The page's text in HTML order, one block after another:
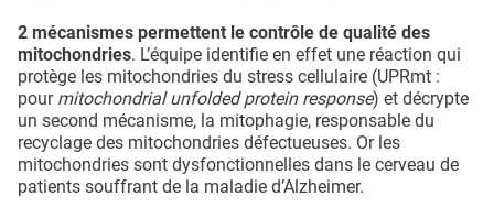
2 mécanismes permettent le contrôle de qualité des
mitochondries. L’équipe identifie en effet une réaction qui
protège les mitochondries du stress cellulaire (UPRmt :
pour mitochondrial unfolded protein response) et décrypte
un second mécanisme, la mitophagie, responsable du
recyclage des mitochondries défectueuses. Or les
mitochondries sont dysfonctionnelles dans le cerveau de
patients souffrant de la maladie d’Alzheimer.